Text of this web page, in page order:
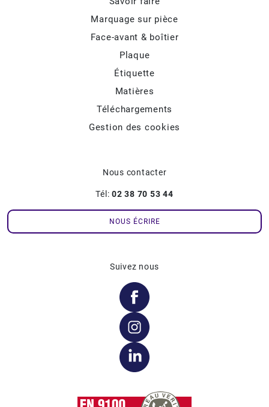
Marquage sur pièce
Face-avant & boîtier
Plaque
Étiquette
Matières
Téléchargements
Gestion des cookies
Nous contacter
Tél:02 38 70 53 44
NOUS ÉCRIRE
Suivez nous